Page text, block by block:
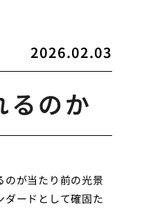
2026.02.03
るのか
のが当たり前の光景
ードとして確固た